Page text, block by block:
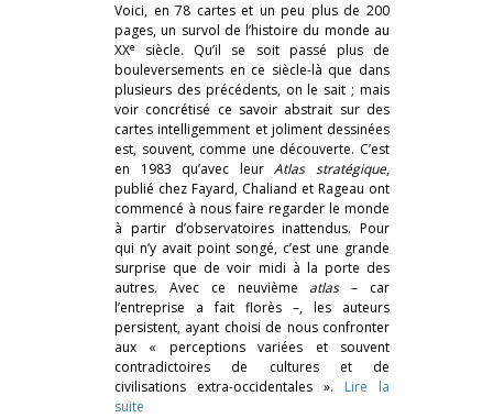
Voici, en 78 cartes et un peu plus de 200
pages, un survol de l’histoire du monde au
XXe
siècle. Qu’il se soit passé plus de
bouleversements en ce siècle-là que dans
plusieurs des précédents, on le sait ; mais
voir concrétisé ce savoir abstrait sur des
cartes intelligemment et joliment dessinées
est, souvent, comme une découverte. C’est
en 1983 qu’avec leurAtlas stratégique,
publié chez Fayard, Chaliand et Rageau ont
commencé à nous faire regarder le monde
à partir d’observatoires inattendus. Pour
qui n’y avait point songé, c’est une grande
surprise que de voir midi à la porte des
autres. Avec ce neuvième atlas– car
l’entreprise a fait florès –, les auteurs
persistent, ayant choisi de nous confronter
aux « perceptions variées et souvent
contradictoires de cultures et de
civilisations extra-occidentales ». Lire la
suite